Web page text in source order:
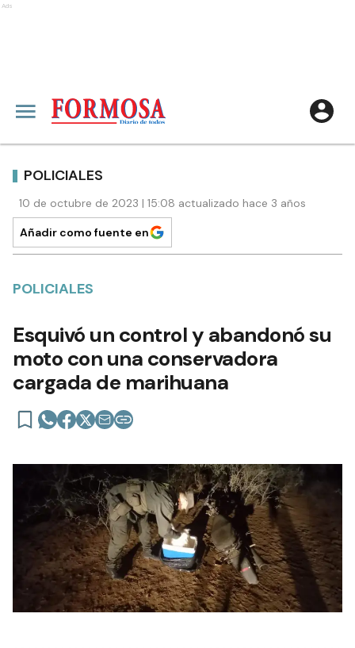
Ads
POLICIALES
10 de octubre de 2023 | 15:08 actualizado hace 3 años
Añadir como fuente en
POLICIALES
Esquivó un control y abandonó su
moto con una conservadora
cargada de marihuana